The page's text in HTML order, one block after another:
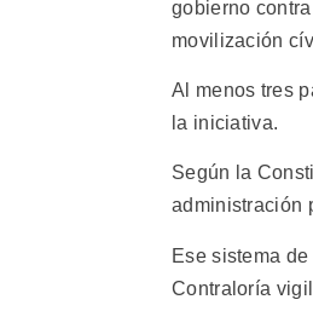
gobierno
movilización
Al menos tres
la iniciativa.
Según la
administración
Ese sistema
Contraloría